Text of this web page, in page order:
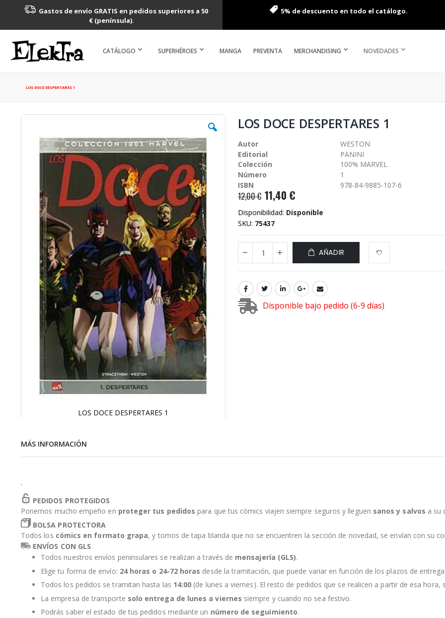
Gastos de envío GRATIS en pedidos superiores a 50
€ (península).
5% de descuento en todo el catálogo.
CATÁLOGO SUPERHÉROES MANGA PREVENTA MERCHANDISING NOVEDADES
LOS DOCE DESPERTARES 1
Saltar
LOS DOCE DESPERTARES 1
comienzo
la
imágenes
LOS DOCE DESPERTARES 1
Autor
WESTON
Editorial
PANINI
Colección
100% MARVEL
Número
1
ISBN
978-84-9885-107-6
12,00 € 11,40 €
Disponibilidad: Disponible
SKU 75437
AÑADIR
Disponible bajo pedido (6-9 días)
MÁS INFORMACIÓN
'
PEDIDOS PROTEGIDOS
Ponemos mucho empeño en proteger tus pedidos para que tus cómics viajen siempre seguros y lleguen sanos y salvos a su
BOLSA PROTECTORA
Todos los cómics en formato grapa, y tomos de tapa blanda que no se encuentren la sección de novedad, se envían con su
ENVÍOS CON GLS
Todos nuestros envíos peninsulares se realizan a través de mensajería (GLS).
Elige tu forma de envío: 24 horas o 24-72 horas desde la tramitación, que puede variar en función de los plazos de
Todos los pedidos se tramitan hasta las 14:00 (de lunes a viernes). El resto de pedidos que se realicen a partir de esa hora,
La empresa de transporte solo entrega de lunes a viernes siempre y cuando no sea festivo.
Podrás saber el estado de tus pedidos mediante un número de seguimiento.